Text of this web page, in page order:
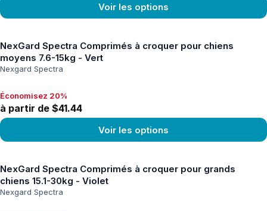
Voir les options
NexGard Spectra Comprimés à croquer pour chiens
moyens 7.6-15kg - Vert
Nexgard Spectra
Économisez 20%, à partir de $41.44
Économisez 20%
à partir de $41.44
Voir les options
NexGard Spectra Comprimés à croquer pour grands
chiens 15.1-30kg - Violet
Nexgard Spectra